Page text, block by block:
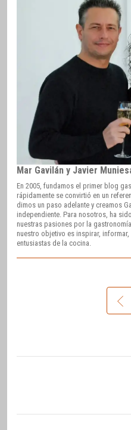
Mar Gavilán y Javier
En 2005, fundamos el primer blog
rápidamente se convirtió en un
dimos un paso adelante y creamos
independiente. Para nosotros, ha
nuestras pasiones por la
nuestro objetivo es inspirar,
entusiastas de la cocina.